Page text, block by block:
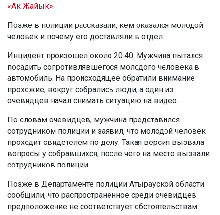
«Ак Жайык».
Позже в полиции рассказали, кем оказался молодой
человек и почему его доставляли в отдел.
Инцидент произошел около 20:40. Мужчина пытался
посадить сопротивлявшегося молодого человека в
автомобиль. На происходящее обратили внимание
прохожие, вокруг собрались люди, а один из
очевидцев начал снимать ситуацию на видео.
По словам очевидцев, мужчина представился
сотрудником полиции и заявил, что молодой человек
проходит свидетелем по делу. Такая версия вызвала
вопросы у собравшихся, после чего на место вызвали
сотрудников полиции.
Позже в Департаменте полиции Атырауской области
сообщили, что распространенное среди очевидцев
предположение не соответствует обстоятельствам